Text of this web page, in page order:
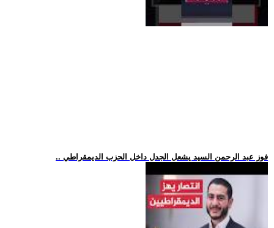
.. فوز عبد الرحمن السيد يشعل الجدل داخل الحزب الديمقراطي